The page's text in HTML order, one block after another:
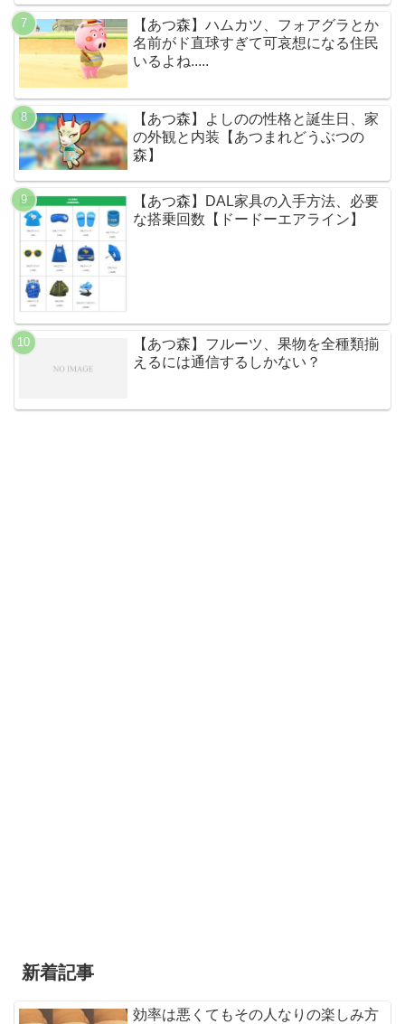
【あつ森】ハムカツ、フォアグラとか
名前がド直球すぎて可哀想になる住民
いるよね.....
【あつ森】よしのの性格と誕生日、家
の外観と内装【あつまれどうぶつの
森】
【あつ森】DAL家具の入手方法、必要
な搭乗回数【ドードーエアライン】
【あつ森】フルーツ、果物を全種類揃
えるには通信するしかない？
新着記事
効率は悪くてもその人なりの楽しみ方